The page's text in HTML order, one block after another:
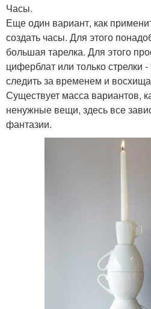
Часы.
Еще один вариант, как
создать часы. Для этого
большая тарелка. Для этого
циферблат или только стрелки
следить за временем и
Существует масса вариантов,
ненужные вещи, здесь все
фантазии.